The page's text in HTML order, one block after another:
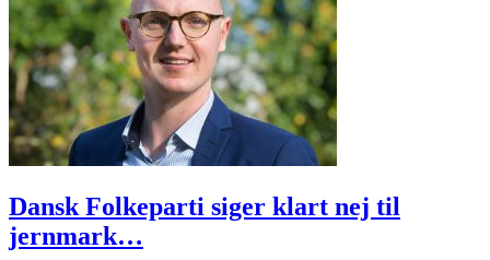
Dansk Folkeparti siger klart nej til
jernmark…